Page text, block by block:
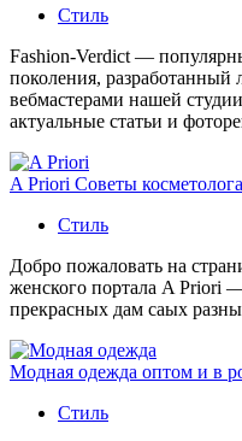
Стиль
Fashion-Verdict —
поколения,
вебмастерами нашей
актуальные статьи и
A Priori Советы косметолога
Стиль
Добро пожаловать на
женского портала A Priori
прекрасных дам саых
Модная одежда оптом и в
Стиль